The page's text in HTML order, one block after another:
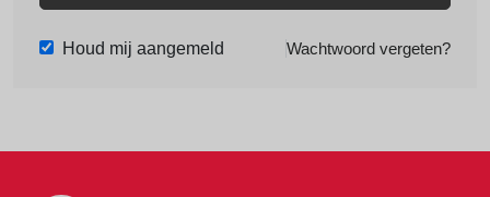
Houd mij aangemeld Wachtwoord vergeten?